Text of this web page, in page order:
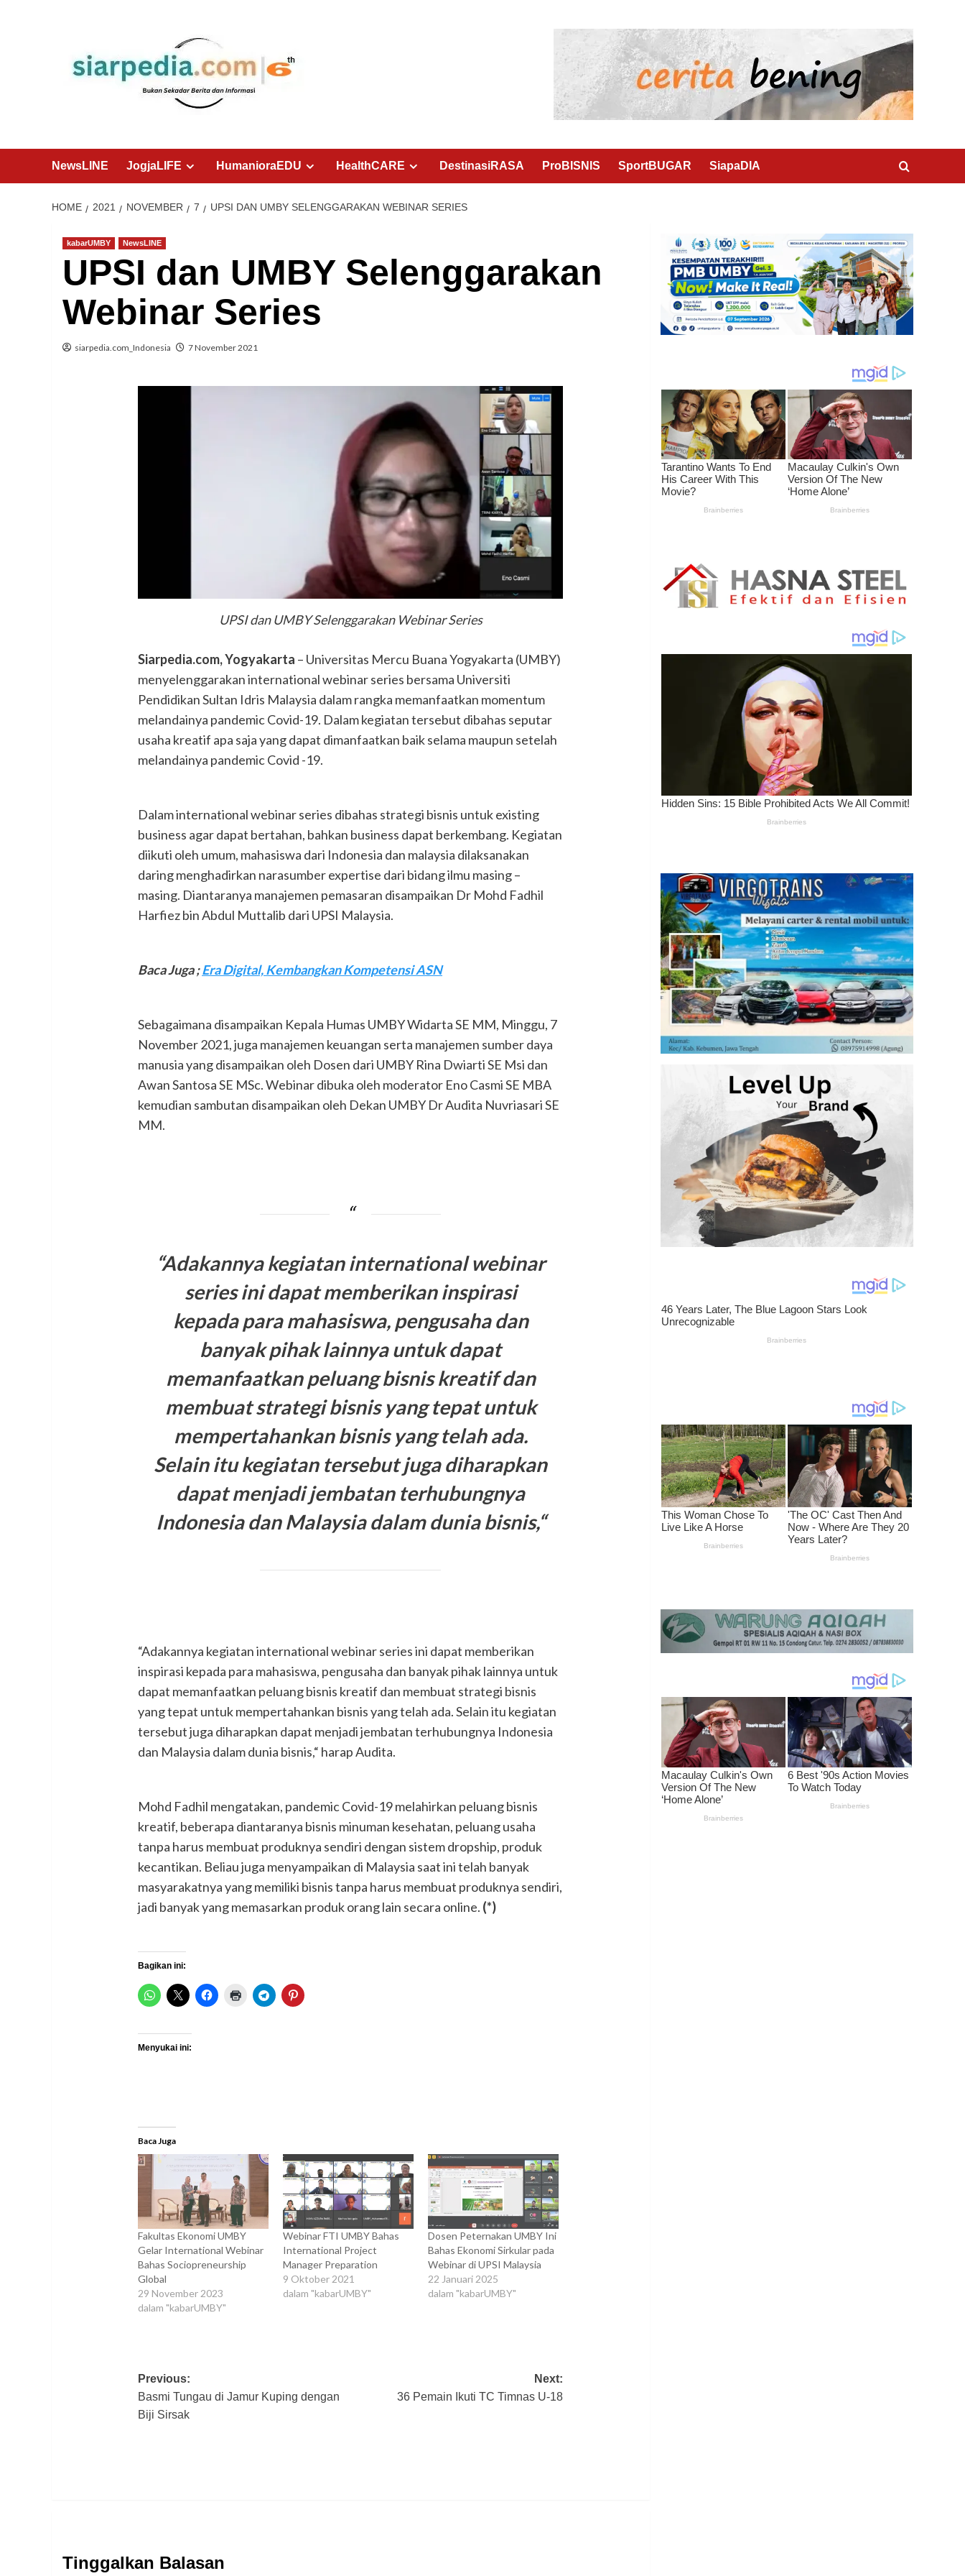
NewsLINE JogjaLIFE HumanioraEDU HealthCARE DestinasiRASA ProBISNIS SportBUGAR SiapaDIA
HOME 2021 NOVEMBER 7 UPSI DAN UMBY SELENGGARAKAN WEBINAR SERIES
kabarUMBY NewsLINE
UPSI dan UMBY Selenggarakan
Webinar Series
siarpedia.com_Indonesia 7 November 2021
UPSI dan UMBY Selenggarakan Webinar Series
Siarpedia.com, Yogyakarta – Universitas Mercu Buana Yogyakarta (UMBY)
menyelenggarakan international webinar series bersama Universiti
Pendidikan Sultan Idris Malaysia dalam rangka memanfaatkan momentum
melandainya pandemic Covid-19. Dalam kegiatan tersebut dibahas seputar
usaha kreatif apa saja yang dapat dimanfaatkan baik selama maupun setelah
melandainya pandemic Covid -19.
Dalam international webinar series dibahas strategi bisnis untuk existing
business agar dapat bertahan, bahkan business dapat berkembang. Kegiatan
diikuti oleh umum, mahasiswa dari Indonesia dan malaysia dilaksanakan
daring menghadirkan narasumber expertise dari bidang ilmu masing –
masing. Diantaranya manajemen pemasaran disampaikan Dr Mohd Fadhil
Harfiez bin Abdul Muttalib dari UPSI Malaysia.
Baca Juga ;Era Digital, Kembangkan Kompetensi ASN
Sebagaimana disampaikan Kepala Humas UMBY Widarta SE MM, Minggu, 7
November 2021, juga manajemen keuangan serta manajemen sumber daya
manusia yang disampaikan oleh Dosen dari UMBY Rina Dwiarti SE Msi dan
Awan Santosa SE MSc. Webinar dibuka oleh moderator Eno Casmi SE MBA
kemudian sambutan disampaikan oleh Dekan UMBY Dr Audita Nuvriasari SE
MM.
“Adakannya kegiatan international webinar
series ini dapat memberikan inspirasi
kepada para mahasiswa, pengusaha dan
banyak pihak lainnya untuk dapat
memanfaatkan peluang bisnis kreatif dan
membuat strategi bisnis yang tepat untuk
mempertahankan bisnis yang telah ada.
Selain itu kegiatan tersebut juga diharapkan
dapat menjadi jembatan terhubungnya
Indonesia dan Malaysia dalam dunia bisnis,“
“Adakannya kegiatan international webinar series ini dapat memberikan
inspirasi kepada para mahasiswa, pengusaha dan banyak pihak lainnya untuk
dapat memanfaatkan peluang bisnis kreatif dan membuat strategi bisnis
yang tepat untuk mempertahankan bisnis yang telah ada. Selain itu kegiatan
tersebut juga diharapkan dapat menjadi jembatan terhubungnya Indonesia
dan Malaysia dalam dunia bisnis,“ harap Audita.
Mohd Fadhil mengatakan, pandemic Covid-19 melahirkan peluang bisnis
kreatif, beberapa diantaranya bisnis minuman kesehatan, peluang usaha
tanpa harus membuat produknya sendiri dengan sistem dropship, produk
kecantikan. Beliau juga menyampaikan di Malaysia saat ini telah banyak
masyarakatnya yang memiliki bisnis tanpa harus membuat produknya sendiri,
jadi banyak yang memasarkan produk orang lain secara online. (*)
Bagikan ini:
Menyukai ini:
Baca Juga
Fakultas Ekonomi UMBY
Gelar International Webinar
Bahas Sociopreneurship
Global
29 November 2023
dalam "kabarUMBY"
Webinar FTI UMBY Bahas
International Project
Manager Preparation
9 Oktober 2021
dalam "kabarUMBY"
Dosen Peternakan UMBY Ini
Bahas Ekonomi Sirkular pada
Webinar di UPSI Malaysia
22 Januari 2025
dalam "kabarUMBY"
Post
navigation
Previous:
Basmi Tungau di Jamur Kuping dengan
Biji Sirsak
Next:
36 Pemain Ikuti TC Timnas U-18
Tinggalkan Balasan